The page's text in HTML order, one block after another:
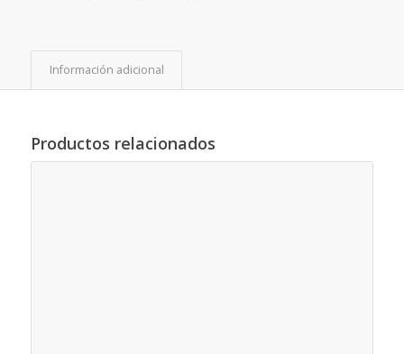
Información adicional
Productos relacionados